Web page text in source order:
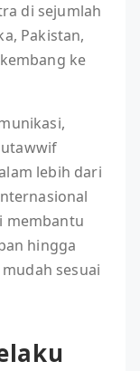
di sejumlah
Pakistan,
ke
lebih dari
membantu
hingga
sesuai